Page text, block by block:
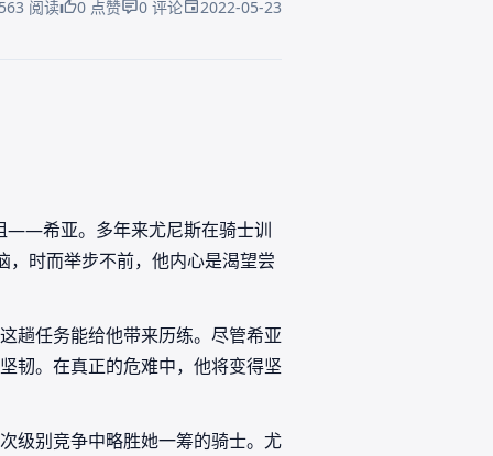
563 阅读 0 点赞 0 评论 2022-05-23
——希亚。多年来尤尼斯在骑士训
，时而举步不前，他内心是渴望尝
趟任务能给他带来历练。尽管希亚
韧。在真正的危难中，他将变得坚
级别竞争中略胜她一筹的骑士。尤